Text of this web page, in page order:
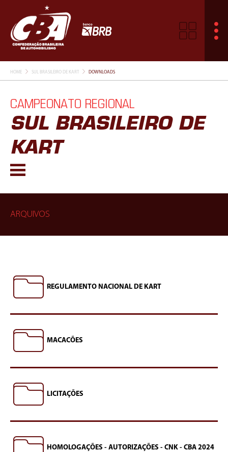
HOME SUL BRASILEIRO DE KART DOWNLOADS
CAMPEONATO REGIONAL
SUL BRASILEIRO DE
KART
ARQUIVOS
REGULAMENTO NACIONAL DE KART
MACACÕES
LICITAÇÕES
HOMOLOGAÇÕES - AUTORIZAÇÕES - CNK - CBA 2024